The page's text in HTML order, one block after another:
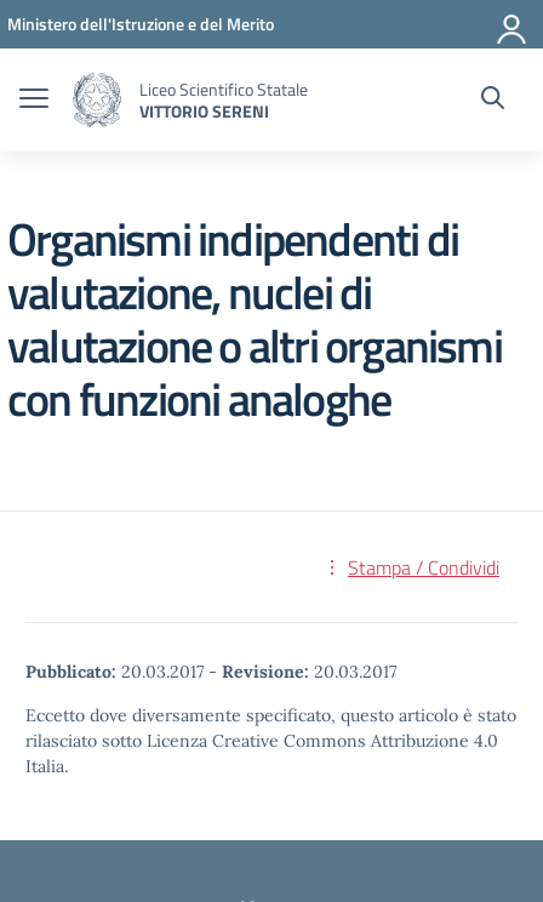
Vai ai contenuti
Vai al menu di navigazione
Vai al footer
Ministero dell'Istruzione e del Merito
Liceo Scientifico Statale
VITTORIO SERENI
Organismi indipendenti di
valutazione, nuclei di
valutazione o altri organismi
con funzioni analoghe
Stampa / Condividi
Pubblicato: 20.03.2017 - Revisione: 20.03.2017
Eccetto dove diversamente specificato, questo articolo è stato
rilasciato sotto Licenza Creative Commons Attribuzione 4.0
Italia.